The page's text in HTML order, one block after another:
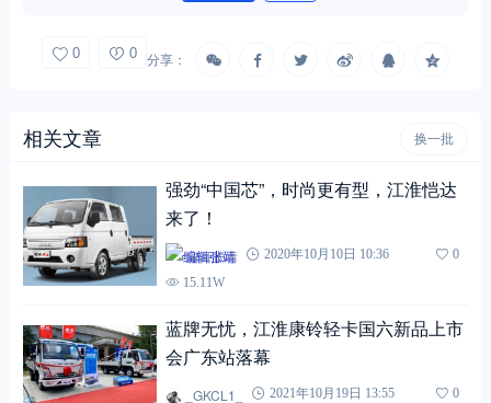
0 0 分享：
相关文章 换一批
强劲“中国芯”，时尚更有型，江淮恺达
来了！
编辑张靖 2020年10月10日 10:36
0
15.11W
蓝牌无忧，江淮康铃轻卡国六新品上市
会广东站落幕
_GKCL1_ 2021年10月19日 13:55
0